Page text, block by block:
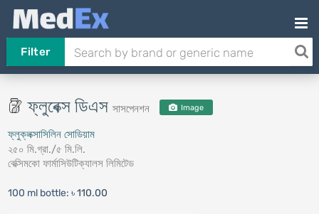
Filter
ফ্লুবেক্স ডিএস সাসপেনশন Image
ফ্লুক্লক্সাসিলিন সোডিয়াম
২৫০ মি.গ্রা./৫ মি.লি.
বেক্সিমকো ফার্মাসিউটিক্যালস লিমিটেড
100 ml bottle: ৳ 110.00